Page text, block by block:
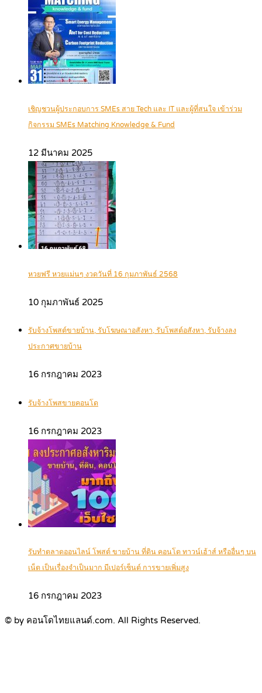
เชิญชวนผู้ประกอบการ SMEs สาย Tech และ IT และผู้ที่สนใจ เข้าร่วม
กิจกรรม SMEs Matching Knowledge & Fund
12 มีนาคม 2025
หวยฟรี หวยแม่นๆ งวดวันที่ 16 กุมภาพันธ์ 2568
10 กุมภาพันธ์ 2025
รับจ้างโพสต์ขายบ้าน, รับโฆษณาอสังหา, รับโพสต์อสังหา, รับจ้างลง
ประกาศขายบ้าน
16 กรกฎาคม 2023
รับจ้างโพสขายคอนโด
16 กรกฎาคม 2023
รับทำตลาดออนไลน์ โพสต์ ขายบ้าน ที่ดิน คอนโด ทาวน์เฮ้าส์ หรืออื่นๆ บน
เน็ต เป็นเรื่องจำเป็นมาก มีเปอร์เซ็นต์ การขายเพิ่มสูง
16 กรกฎาคม 2023
© by คอนโดไทยแลนด์.com. All Rights Reserved.